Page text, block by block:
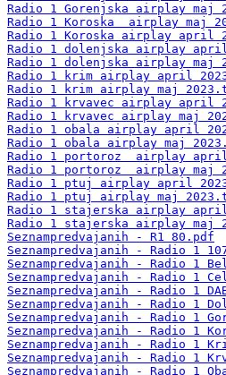
Radio 1 Gorenjska airplay maj
Radio 1 Koroska  airplay maj
Radio 1 Koroska airplay april
Radio 1 dolenjska airplay
Radio 1 dolenjska airplay maj
Radio 1 krim airplay april
Radio 1 krim airplay maj
Radio 1 krvavec airplay april
Radio 1 krvavec airplay maj
Radio 1 obala airplay april
Radio 1 obala airplay maj
Radio 1 portoroz  airplay
Radio 1 portoroz  airplay maj
Radio 1 ptuj airplay april
Radio 1 ptuj airplay maj
Radio 1 stajerska airplay
Radio 1 stajerska airplay maj
Seznampredvajanih - R1 80.pdf
Seznampredvajanih - Radio 1
Seznampredvajanih - Radio 1
Seznampredvajanih - Radio 1
Seznampredvajanih - Radio 1
Seznampredvajanih - Radio 1
Seznampredvajanih - Radio 1
Seznampredvajanih - Radio 1
Seznampredvajanih - Radio 1
Seznampredvajanih - Radio 1
Seznampredvajanih - Radio 1